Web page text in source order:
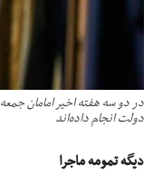
دولت انجام داده‌اند
دیگه تمومه ماجرا